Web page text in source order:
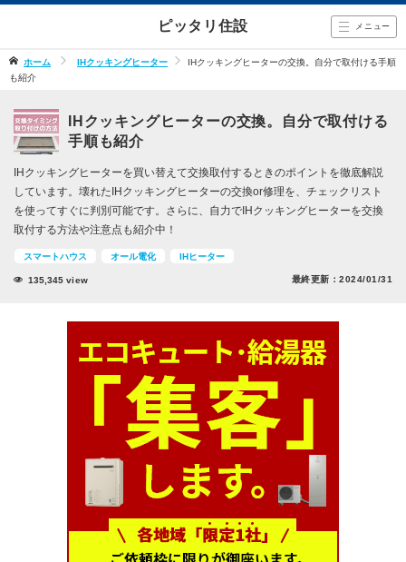
ピッタリ住設 メニュー
ホーム IHクッキングヒーター
IHクッキングヒーターの交換。自分で取付ける手順
も紹介
IHクッキングヒーターの交換。自分で取付ける
手順も紹介
IHクッキングヒーターを買い替えて交換取付するときのポイントを徹底解説
しています。壊れたIHクッキングヒーターの交換or修理を、チェックリスト
を使ってすぐに判別可能です。さらに、自力でIHクッキングヒーターを交換
取付する方法や注意点も紹介中！
スマートハウス オール電化 IHヒーター
135,345 view 最終更新： 2024/01/31